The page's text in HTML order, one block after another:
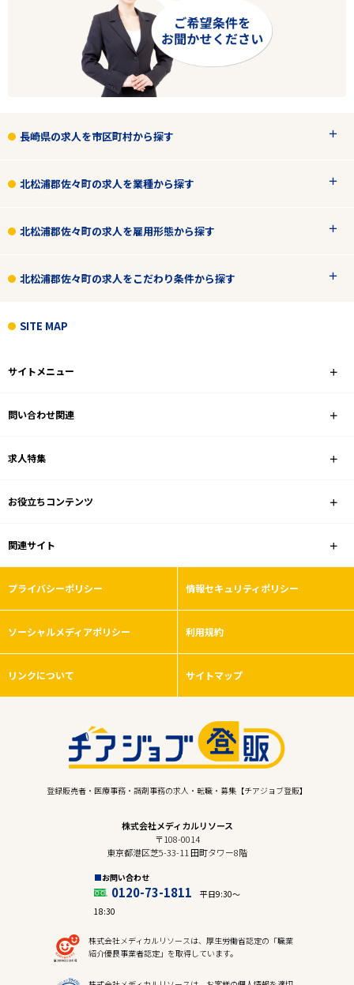
エリアで探す
長崎
長崎県の求人を市区町村から探す
北松浦郡佐々町の求人を業種から探す
北松浦郡佐々町の求人を雇用形態から探す
北松浦郡佐々町の求人をこだわり条件から探す
SITE MAP
サイトメニュー
問い合わせ関連
求人特集
お役立ちコンテンツ
関連サイト
プライバシーポリシー 情報セキュリティポリシー
ソーシャルメディアポリシー 利用規約
リンクについて サイトマップ
登録販売者・医療事務・調剤事務の求人・転職・募集【チアジョブ登販】
株式会社メディカルリソース
〒108-0014
東京都港区芝5-33-11 田町タワー8階
お問い合わせ
0120-73-1811
平日9:30〜
18:30
株式会社メディカルリソースは、厚生労働省認定の「職業
紹介優良事業者認定」を取得しています。